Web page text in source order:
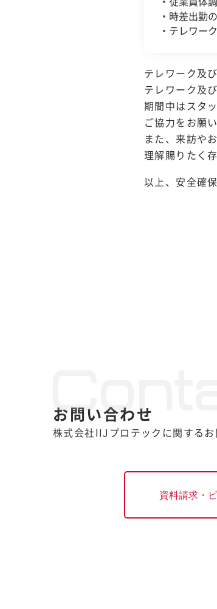
・時差出勤
・テレワー
テレワーク及
テレワーク及
期間中はスタ
ご協力をお願
また、来訪や
理解賜りたく存
以上、安全確
お問い合わせ
株式会社IIJプロテックに関する
資料請求・